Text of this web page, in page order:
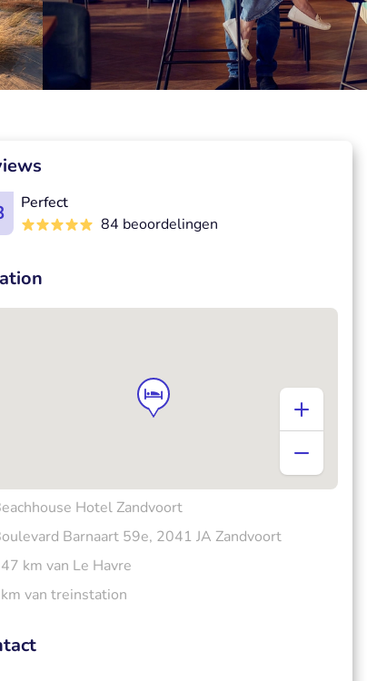
Perfect
84 beoordelingen
Hotel Zandvoort
Barnaart 59e, 2041 JA Zandvoort
km van Le Havre
van treinstation